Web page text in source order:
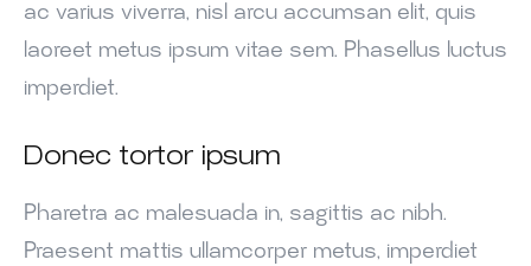
ac varius viverra, nisl arcu accumsan elit, quis
laoreet metus ipsum vitae sem. Phasellus luctus
imperdiet.
Donec tortor ipsum
Pharetra ac malesuada in, sagittis ac nibh.
Praesent mattis ullamcorper metus, imperdiet